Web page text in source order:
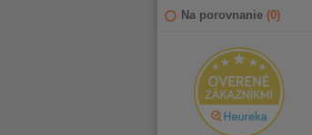
Na porovnanie (0)